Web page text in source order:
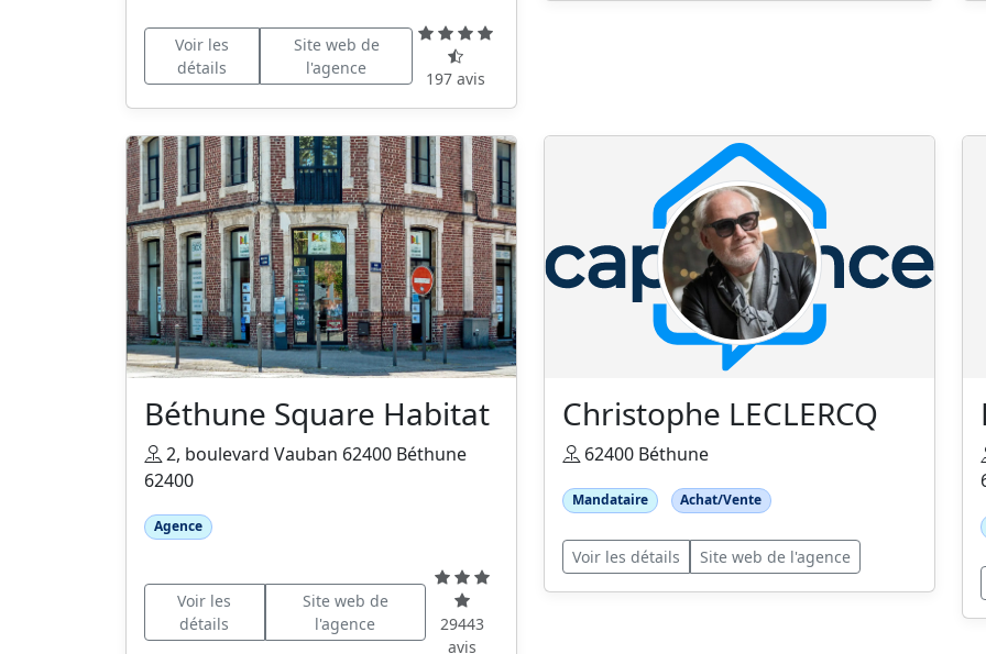
Voir les
détails
Site web de
l'agence
197 avis
Béthune Square Habitat
2, boulevard Vauban 62400 Béthune
62400
Agence
Voir les
détails
Site web de
l'agence
29443
avis
Christophe LECLERCQ
62400 Béthune
Mandataire Achat/Vente
Voir les détails Site web de l'agence